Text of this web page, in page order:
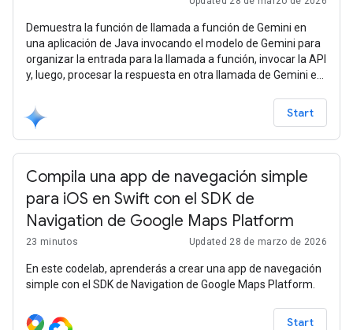
Demuestra la función de llamada a función de Gemini en
una aplicación de Java invocando el modelo de Gemini para
organizar la entrada para la llamada a función, invocar la API
y, luego, procesar la respuesta en otra llamada de Gemini e
Start
Compila una app de navegación simple
para iOS en Swift con el SDK de
Navigation de Google Maps Platform
23 minutos Updated 28 de marzo de 2026
En este codelab, aprenderás a crear una app de navegación
simple con el SDK de Navigation de Google Maps Platform.
Start